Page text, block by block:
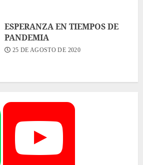
ESPERANZA EN TIEMPOS DE
PANDEMIA
25 DE AGOSTO DE 2020